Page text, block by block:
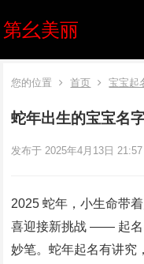
第幺美丽
您的位置 首页 宝宝起
蛇年出生的宝宝名
发布于 2025年4月13日 21:57
2025 蛇年，小生命带
喜迎接新挑战 —— 起名
妙笔。蛇年起名有讲究